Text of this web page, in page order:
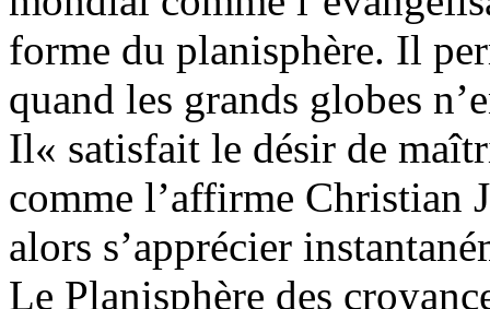
forme du planisphère. Il
quand les grands globes
Il« satisfait le désir de
comme l’affirme Christian
alors s’apprécier
Le Planisphère des